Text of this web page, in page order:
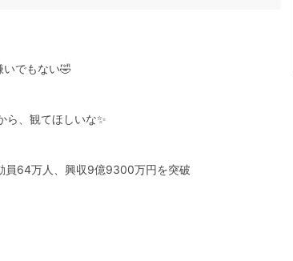
でもない🤣
ら、観てほしいな✨
員64万人、興収9億9300万円を突破